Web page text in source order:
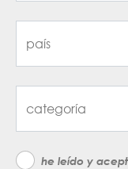
he leído y